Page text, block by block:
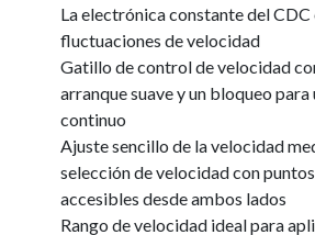
La electrónica constante del CDC
fluctuaciones de velocidad
Gatillo de control de velocidad
arranque suave y un bloqueo
continuo
Ajuste sencillo de la velocidad
selección de velocidad con
accesibles desde ambos lados
Rango de velocidad ideal para